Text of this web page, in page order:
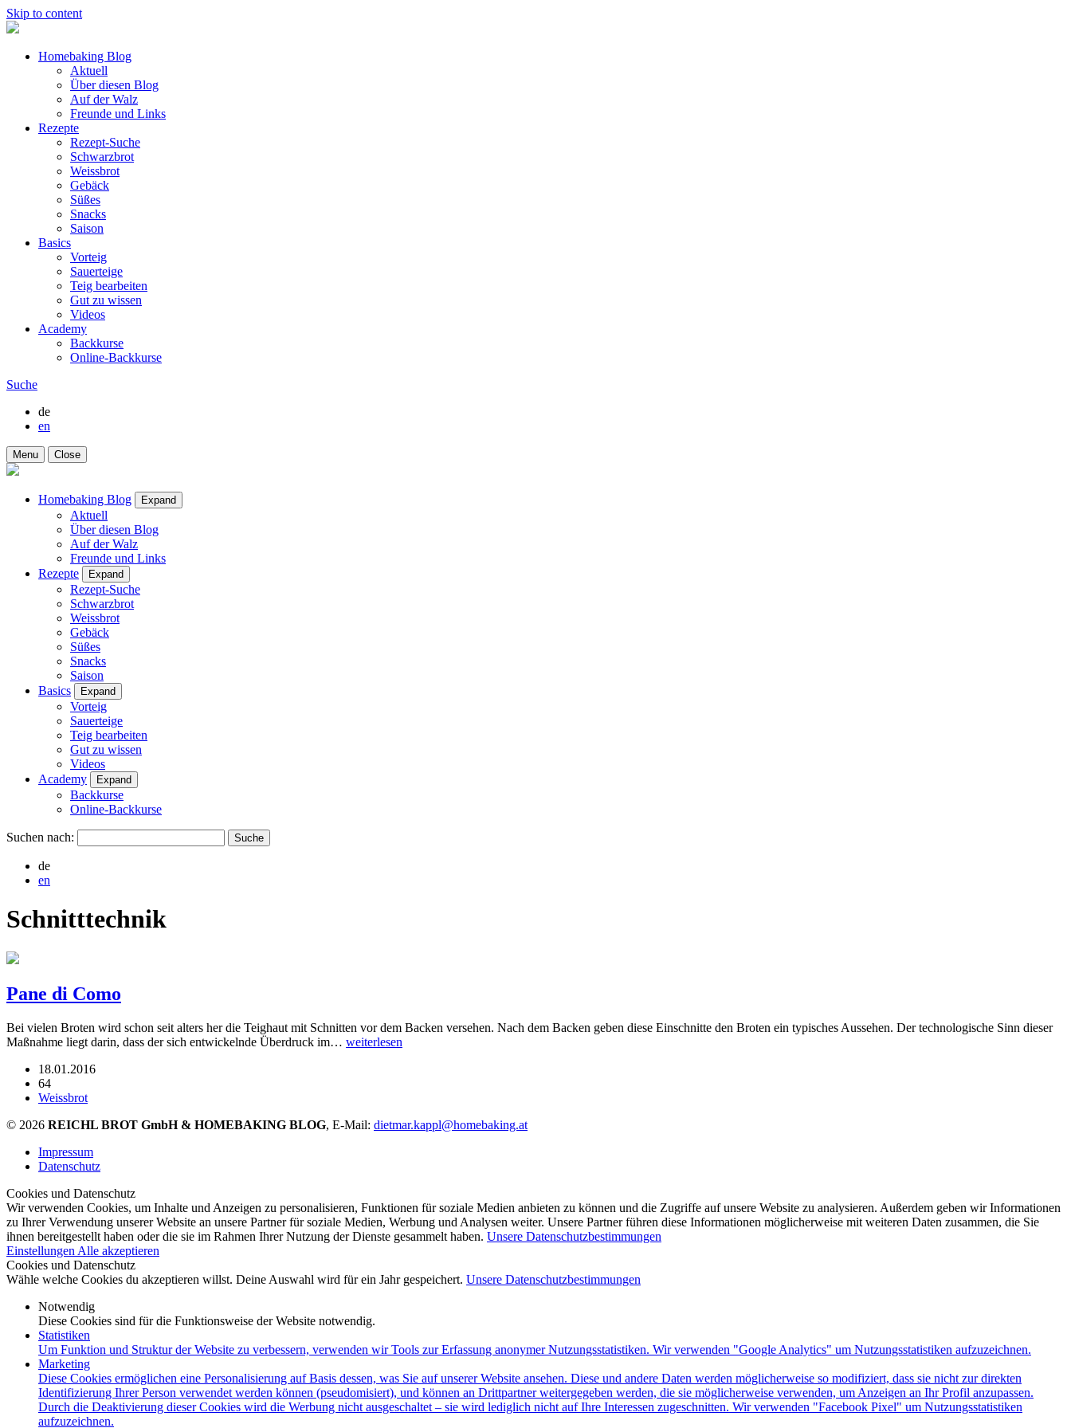
Skip to content
Homebaking Blog
Aktuell
Über diesen Blog
Auf der Walz
Freunde und Links
Rezepte
Rezept-Suche
Schwarzbrot
Weissbrot
Gebäck
Süßes
Snacks
Saison
Basics
Vorteig
Sauerteige
Teig bearbeiten
Gut zu wissen
Videos
Academy
Backkurse
Online-Backkurse
Suche
de
en
Menu Close
Homebaking Blog Expand
Aktuell
Über diesen Blog
Auf der Walz
Freunde und Links
Rezepte
Expand
Rezept-Suche
Schwarzbrot
Weissbrot
Gebäck
Süßes
Snacks
Saison
Basics
Expand
Vorteig
Sauerteige
Teig bearbeiten
Gut zu wissen
Videos
Academy
Expand
Backkurse
Online-Backkurse
Suchen nach:
de
en
Schnitttechnik
Pane di Como
Bei vielen Broten wird schon seit alters her die Teighaut mit Schnitten vor dem Backen versehen. Nach dem Backen geben diese Einschnitte den Broten ein typisches Aussehen. Der technologische Sinn dieser
Maßnahme liegt darin, dass der sich entwickelnde Überdruck im… weiterlesen
18.01.2016
64
Weissbrot
© 2026 REICHL BROT GmbH & HOMEBAKING BLOG, E-Mail: dietmar.kappl@homebaking.at
Impressum
Datenschutz
Cookies und Datenschutz
Wir verwenden Cookies, um Inhalte und Anzeigen zu personalisieren, Funktionen für soziale Medien anbieten zu können und die Zugriffe auf unsere Website zu analysieren. Außerdem geben wir Informationen
zu Ihrer Verwendung unserer Website an unsere Partner für soziale Medien, Werbung und Analysen weiter. Unsere Partner führen diese Informationen möglicherweise mit weiteren Daten zusammen, die Sie
ihnen bereitgestellt haben oder die sie im Rahmen Ihrer Nutzung der Dienste gesammelt haben. Unsere Datenschutzbestimmungen
Einstellungen Alle akzeptieren
Cookies und Datenschutz
Wähle welche Cookies du akzeptieren willst. Deine Auswahl wird für ein Jahr gespeichert. Unsere Datenschutzbestimmungen
Notwendig
Diese Cookies sind für die Funktionsweise der Website notwendig.
Statistiken
Um Funktion und Struktur der Website zu verbessern, verwenden wir Tools zur Erfassung anonymer Nutzungsstatistiken. Wir verwenden "Google Analytics" um Nutzungsstatistiken aufzuzeichnen.
Marketing
Diese Cookies ermöglichen eine Personalisierung auf Basis dessen, was Sie auf unserer Website ansehen. Diese und andere Daten werden möglicherweise so modifiziert, dass sie nicht zur direkten
Identifizierung Ihrer Person verwendet werden können (pseudomisiert), und können an Drittpartner weitergegeben werden, die sie möglicherweise verwenden, um Anzeigen an Ihr Profil anzupassen.
Durch die Deaktivierung dieser Cookies wird die Werbung nicht ausgeschaltet – sie wird lediglich nicht auf Ihre Interessen zugeschnitten. Wir verwenden "Facebook Pixel" um Nutzungsstatistiken
aufzuzeichnen.